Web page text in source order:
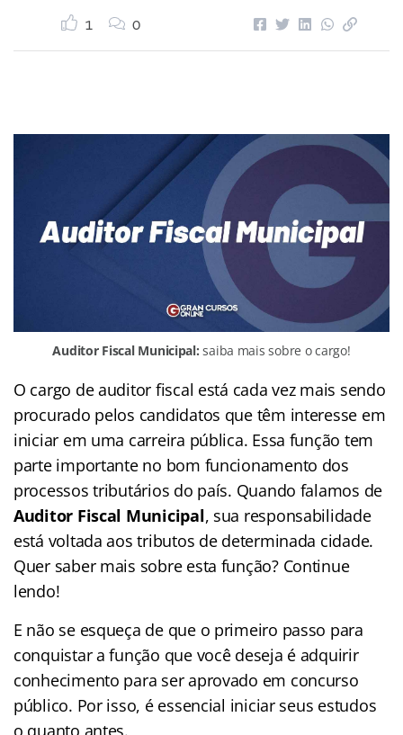
1 0
Auditor Fiscal Municipal: saiba mais sobre o cargo!
O cargo de auditor fiscal está cada vez mais sendo
procurado pelos candidatos que têm interesse em
iniciar em uma carreira pública. Essa função tem
parte importante no bom funcionamento dos
processos tributários do país. Quando falamos de
Auditor Fiscal Municipal, sua responsabilidade
está voltada aos tributos de determinada cidade.
Quer saber mais sobre esta função? Continue
lendo!
E não se esqueça de que o primeiro passo para
conquistar a função que você deseja é adquirir
conhecimento para ser aprovado em concurso
público. Por isso, é essencial iniciar seus estudos
o quanto antes.